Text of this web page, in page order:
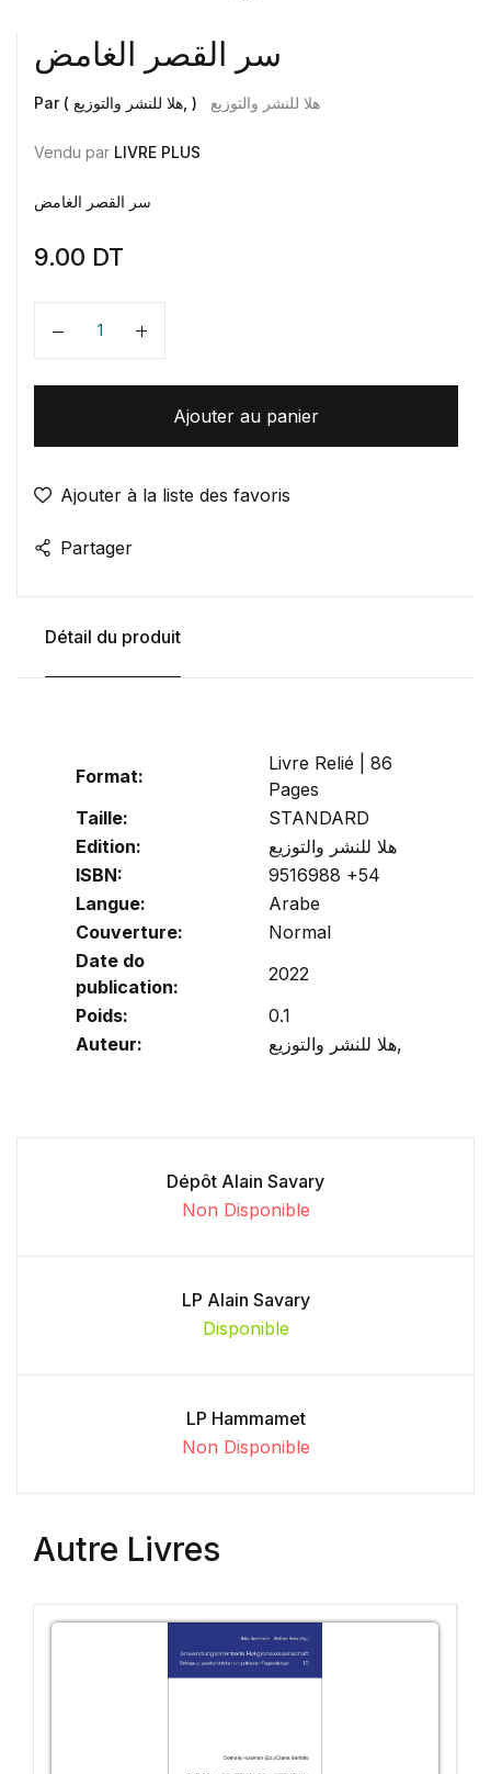
سر القصر الغامض
Par ( هلا للنشر والتوزيع, ) هلا للنشر والتوزيع
Vendu par LIVRE PLUS
سر القصر الغامض
9.00 DT
Quantité
Ajouter au panier
Ajouter à la liste des favoris
Partager
Détail du produit
Format:
Livre Relié | 86
Pages
Taille:
STANDARD
Edition:
هلا للنشر والتوزيع
ISBN:
9516988 +54
Langue:
Arabe
Couverture:
Normal
Date do
publication:
2022
Poids:
0.1
Auteur:
هلا للنشر والتوزيع,
Dépôt Alain Savary
Non Disponible
LP Alain Savary
Disponible
LP Hammamet
Non Disponible
Autre Livres